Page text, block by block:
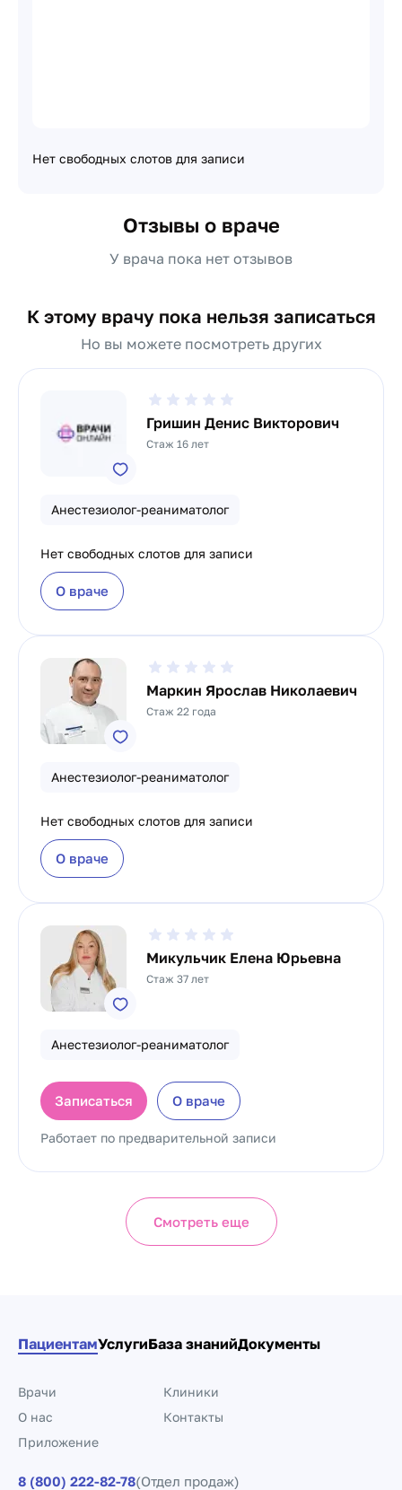
Нет свободных слотов для записи
Отзывы о враче
У врача пока нет отзывов
К этому врачу пока нельзя записаться
Но вы можете посмотреть других
Гришин Денис Викторович
Стаж 16 лет
Анестезиолог-реаниматолог
Нет свободных слотов для записи
О враче
Маркин Ярослав Николаевич
Стаж 22 года
Анестезиолог-реаниматолог
Нет свободных слотов для записи
О враче
Микульчик Елена Юрьевна
Стаж 37 лет
Анестезиолог-реаниматолог
Записаться О враче
Работает по предварительной записи
Смотреть еще
ПациентамУслугиБаза знанийДокументы
Врачи
Клиники
О нас
Контакты
Приложение
8 (800) 222-82-78(Отдел продаж)